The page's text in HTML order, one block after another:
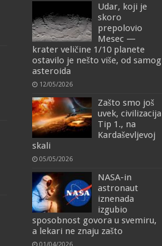
Udar, koji je
skoro
prepolovio
Mesec —
krater veličine 1/10 planete
ostavilo je nešto više, od samog
asteroida
12/05/2026
Zašto smo još
uvek, civilizacija
Tip 1., na
Kardaševljevoj
skali
05/05/2026
NASA-in
astronaut
iznenada
izgubio
sposobnost govora u svemiru,
a lekari ne znaju zašto
01/04/2026